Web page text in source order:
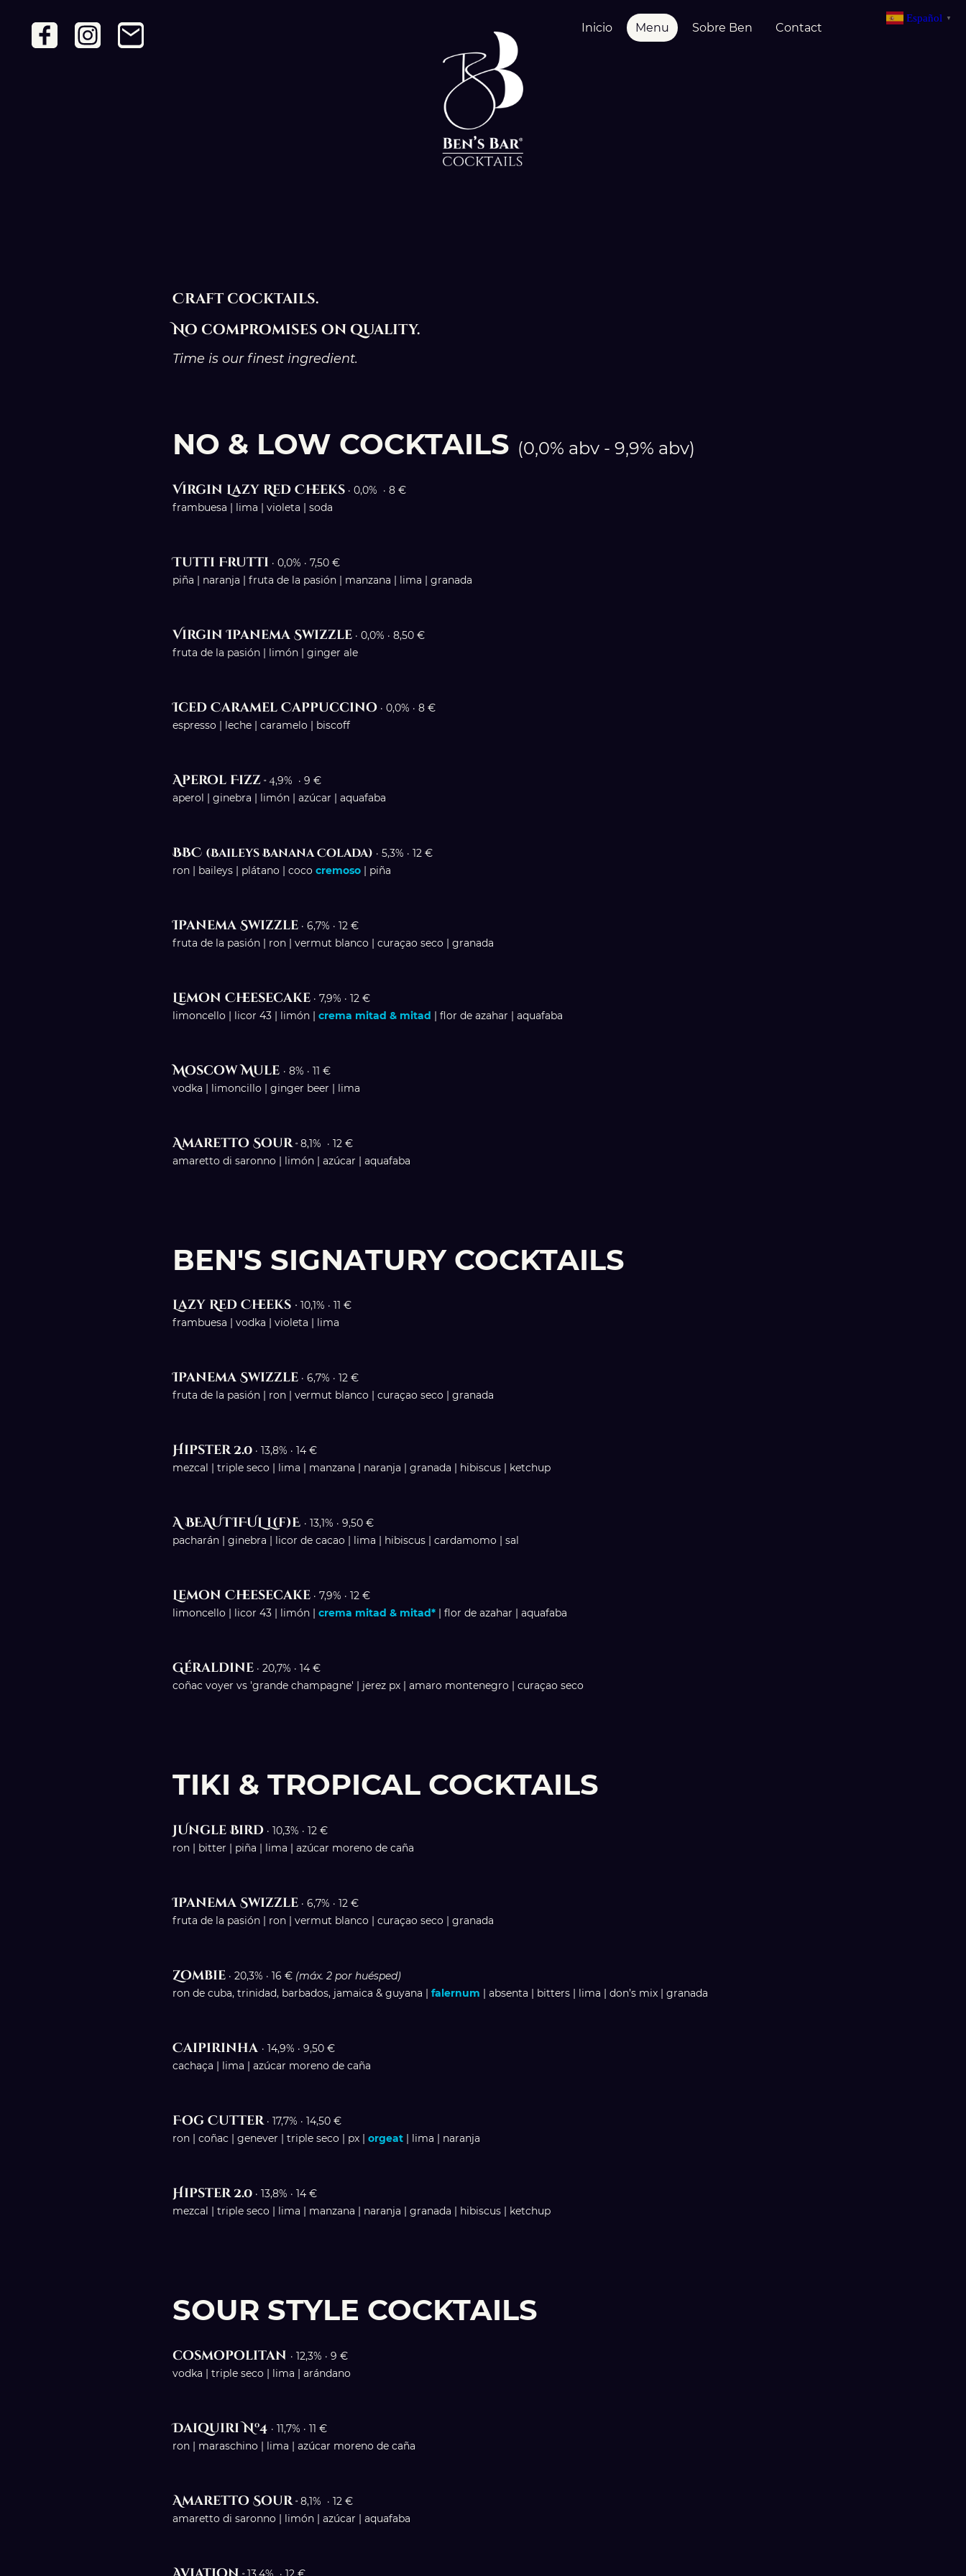
Inicio Menu Sobre Ben Contact
Craft cocktails.
No compromises on quality.
Time is our finest ingredient.
NO & LOW COCKTAILS (0,0% abv - 9,9% abv)
Virgin Lazy Red Cheeks · 0,0% · 8 €
frambuesa | lima | violeta | soda
Tutti Frutti · 0,0% · 7,50 €
piña | naranja | fruta de la pasión | manzana | lima | granada
Virgin Ipanema Swizzle · 0,0% · 8,50 €
fruta de la pasión | limón | ginger ale
Iced Caramel Cappuccino · 0,0% · 8 €
espresso | leche | caramelo | biscoff
Aperol Fizz·4,9% · 9 €
aperol | ginebra | limón | azúcar | aquafaba
BBC (Baileys Banana Colada) · 5,3% · 12 €
ron | baileys | plátano | coco cremoso | piña
Ipanema Swizzle · 6,7% · 12 €
fruta de la pasión | ron | vermut blanco | curaçao seco | granada
Lemon Cheesecake · 7,9% · 12 €
limoncello | licor 43 | limón | crema mitad & mitad | flor de azahar | aquafaba
Moscow Mule · 8% · 11 €
vodka | limoncillo | ginger beer | lima
Amaretto Sour·8,1% · 12 €
amaretto di saronno | limón | azúcar | aquafaba
BEN'S SIGNATURY COCKTAILS
Lazy Red Cheeks · 10,1% · 11 €
frambuesa | vodka | violeta | lima
Ipanema Swizzle · 6,7% · 12 €
fruta de la pasión | ron | vermut blanco | curaçao seco | granada
Hipster 2.0 · 13,8% · 14 €
mezcal | triple seco | lima | manzana | naranja | granada | hibiscus | ketchup
A BEAUTIFUL L(f)E · 13,1% · 9,50 €
pacharán | ginebra | licor de cacao | lima | hibiscus | cardamomo | sal
Lemon Cheesecake · 7,9% · 12 €
limoncello | licor 43 | limón | crema mitad & mitad* | flor de azahar | aquafaba
Géraldine · 20,7% · 14 €
coñac voyer vs 'grande champagne' | jerez px | amaro montenegro | curaçao seco
TIKI & TROPICAL COCKTAILS
JUngle Bird · 10,3% · 12 €
ron | bitter | piña | lima | azúcar moreno de caña
Ipanema Swizzle · 6,7% · 12 €
fruta de la pasión | ron | vermut blanco | curaçao seco | granada
Zombie · 20,3% · 16 € (máx. 2 por huésped)
ron de cuba, trinidad, barbados, jamaica & guyana | falernum | absenta | bitters | lima | don’s mix | granada
Caipirinha · 14,9% · 9,50 €
cachaça | lima | azúcar moreno de caña
Fog Cutter· 17,7% · 14,50 €
ron | coñac | genever | triple seco | px | orgeat | lima | naranja
Hipster 2.0 · 13,8% · 14 €
mezcal | triple seco | lima | manzana | naranja | granada | hibiscus | ketchup
SOUR STYLE COCKTAILS
cosmopolitan · 12,3% · 9 €
vodka | triple seco | lima | arándano
Daiquiri Nº4 · 11,7% · 11 €
ron | maraschino | lima | azúcar moreno de caña
Amaretto Sour·8,1% · 12 €
amaretto di saronno | limón | azúcar | aquafaba
Español ▼